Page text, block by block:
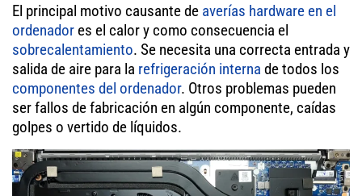
El principal motivo causante de averías hardware en el
ordenador es el calor y como consecuencia el
sobrecalentamiento. Se necesita una correcta entrada y
salida de aire para la refrigeración interna de todos los
componentes del ordenador. Otros problemas pueden
ser fallos de fabricación en algún componente, caídas
golpes o vertido de líquidos.